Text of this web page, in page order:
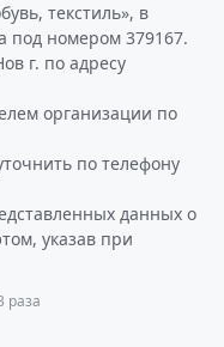
текстиль», в
под номером 379167.
г. по адресу
организации по
по телефону
данных о
указав при
раза